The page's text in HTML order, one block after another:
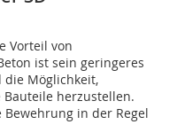
Vorteil von
ist sein geringeres
die Möglichkeit,
herzustellen.
in der Regel